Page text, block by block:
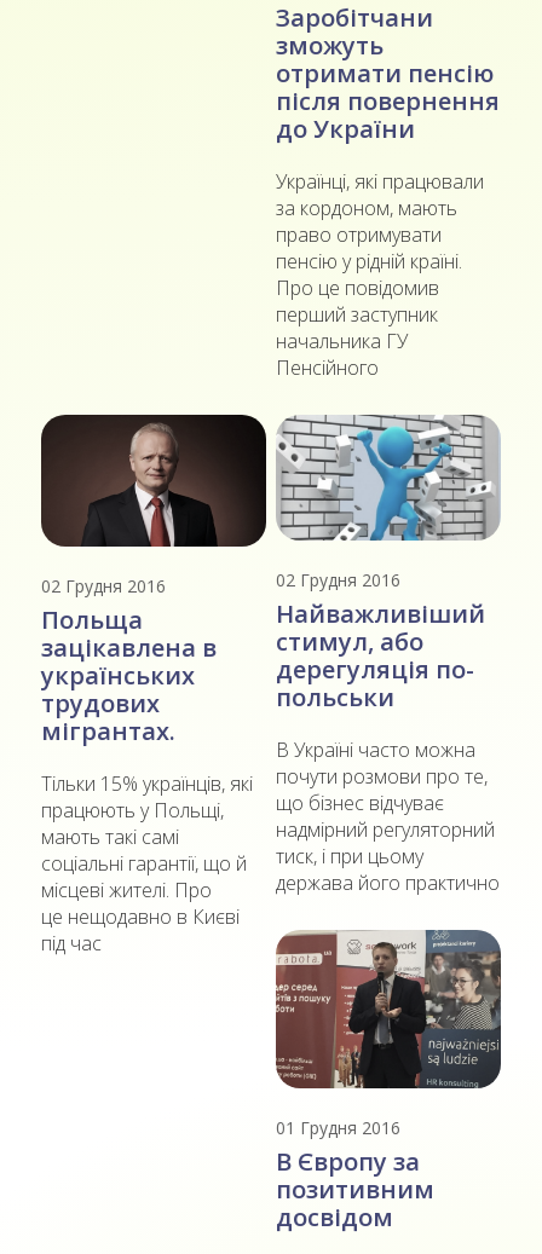
Заробітчани
зможуть
отримати пенсію
після повернення
до України
Українці, які працювали
за кордоном, мають
право отримувати
пенсію у рідній країні.
Про це повідомив
перший заступник
начальника ГУ
Пенсійного
02 Грудня 2016
Польща
зацікавлена в
українських
трудових
мігрантах.
Тільки 15% українців, які
працюють у Польщі,
мають такі самі
соціальні гарантії, що й
місцеві жителі. Про
це нещодавно в Києві
під час
02 Грудня 2016
Найважливіший
стимул, або
дерегуляція по-
польськи
В Україні часто можна
почути розмови про те,
що бізнес відчуває
надмірний регуляторний
тиск, і при цьому
держава його практично
01 Грудня 2016
В Європу за
позитивним
досвідом